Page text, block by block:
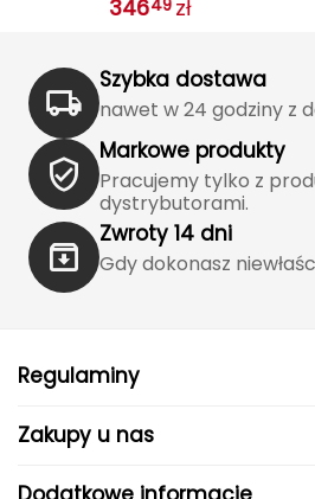
Jetboil
Julbo
K
KILLTEC
Kari Traa
Karpos
biały
34649 zł
Szybka dostawa
nawet w 24 godziny z
Markowe produkty
Pracujemy tylko z
dystrybutorami.
Zwroty 14 dni
Gdy dokonasz
Regulaminy
Zakupy u nas